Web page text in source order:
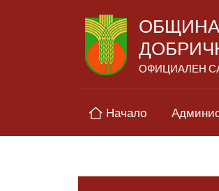
ОБЩИНА
ОФИЦИАЛЕН
Начало